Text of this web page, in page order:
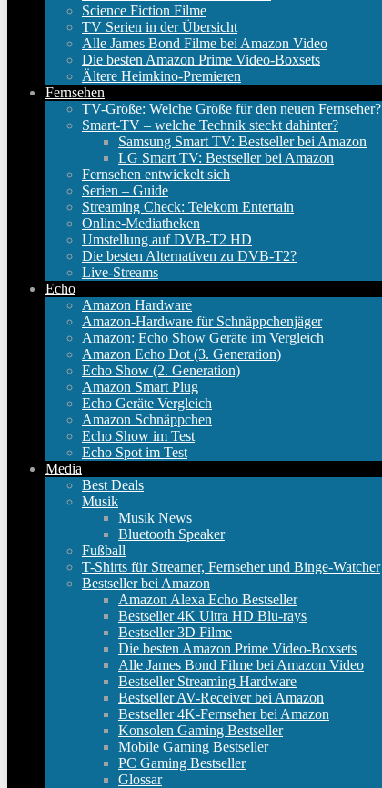
Science Fiction Filme
TV Serien in der Übersicht
Alle James Bond Filme bei Amazon Video
Die besten Amazon Prime Video-Boxsets
Ältere Heimkino-Premieren
Fernsehen
TV-Größe: Welche Größe für den neuen Fernseher?
Smart-TV – welche Technik steckt dahinter?
Samsung Smart TV: Bestseller bei Amazon
LG Smart TV: Bestseller bei Amazon
Fernsehen entwickelt sich
Serien – Guide
Streaming Check: Telekom Entertain
Online-Mediatheken
Umstellung auf DVB-T2 HD
Die besten Alternativen zu DVB-T2?
Live-Streams
Echo
Amazon Hardware
Amazon-Hardware für Schnäppchenjäger
Amazon: Echo Show Geräte im Vergleich
Amazon Echo Dot (3. Generation)
Echo Show (2. Generation)
Amazon Smart Plug
Echo Geräte Vergleich
Amazon Schnäppchen
Echo Show im Test
Echo Spot im Test
Media
Best Deals
Musik
Musik News
Bluetooth Speaker
Fußball
T-Shirts für Streamer, Fernseher und Binge-Watcher
Bestseller bei Amazon
Amazon Alexa Echo Bestseller
Bestseller 4K Ultra HD Blu-rays
Bestseller 3D Filme
Die besten Amazon Prime Video-Boxsets
Alle James Bond Filme bei Amazon Video
Bestseller Streaming Hardware
Bestseller AV-Receiver bei Amazon
Bestseller 4K-Fernseher bei Amazon
Konsolen Gaming Bestseller
Mobile Gaming Bestseller
PC Gaming Bestseller
Glossar